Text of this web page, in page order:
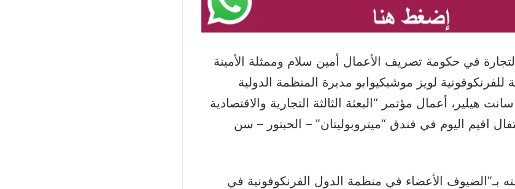
في حكومة تصريف الأعمال أمين سلام وممثلة الأمينة
للفرنكوفونية لويز موشيكيوابو مديرة المنظمة الدولية
هيلير، أعمال مؤتمر “البعثة الثالثة التجارية والاقتصادية
اقيم اليوم في فندق “ميتروبوليتان” – الحبتور – سن
بـ”الضيوف الأعضاء في منظمة الدول الفرنكوفونية في